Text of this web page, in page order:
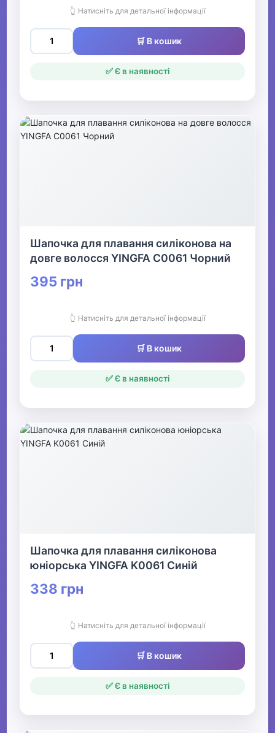
👆 Натисніть для детальної інформації
🛒 В кошик
✅ Є в наявності
Шапочка для плавання силіконова на
довге волосся YINGFA C0061 Чорний
395 грн
👆 Натисніть для детальної інформації
🛒 В кошик
✅ Є в наявності
Шапочка для плавання силіконова
юніорська YINGFA K0061 Синій
338 грн
👆 Натисніть для детальної інформації
🛒 В кошик
✅ Є в наявності